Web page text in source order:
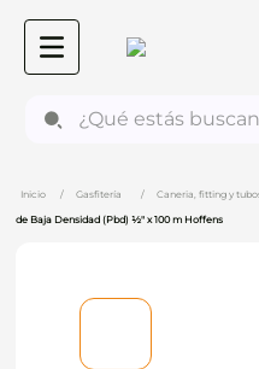
Gasfitería Caneria, fitting y
de Baja Densidad (Pbd) ½" x 100 m Hoffens